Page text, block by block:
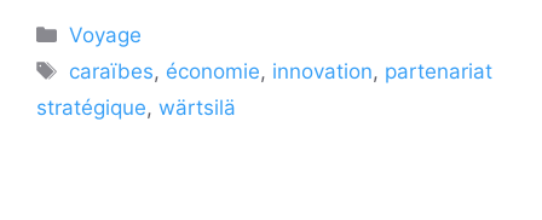
Catégories
Voyage
Étiquettes
caraïbes, économie, innovation, partenariat
stratégique, wärtsilä